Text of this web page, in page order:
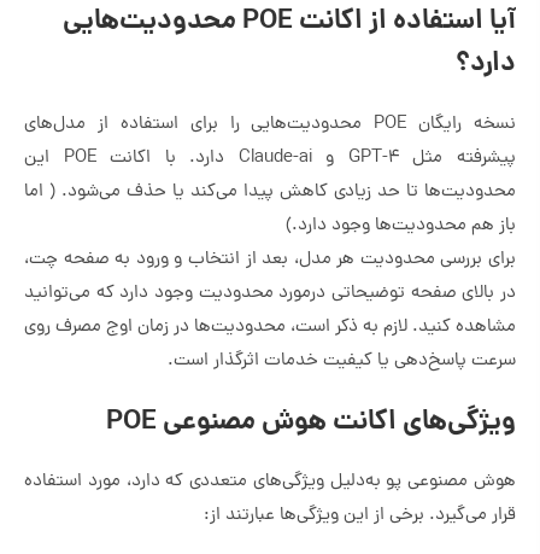
آیا استفاده از اکانت POE محدودیت‌هایی
دارد؟
نسخه رایگان POE محدودیت‌هایی را برای استفاده از مدل‌های
پیشرفته مثل GPT-4 و Claude-ai دارد. با اکانت POE این
محدودیت‌ها تا حد زیادی کاهش پیدا می‌کند یا حذف می‌شود. ( اما
باز هم محدودیت‌ها وجود دارد.)
برای بررسی محدودیت هر مدل، بعد از انتخاب و ورود به صفحه چت،
در بالای صفحه توضیحاتی درمورد محدودیت وجود دارد که می‌توانید
مشاهده کنید. لازم به ذکر است، محدودیت‌ها در زمان اوج مصرف روی
سرعت پاسخ‌دهی یا کیفیت خدمات اثرگذار است.
ویژگی‌های اکانت هوش مصنوعی POE
هوش مصنوعی پو به‌دلیل ویژگی‌های متعددی که دارد، مورد استفاده
قرار می‌گیرد. برخی از این ویژگی‌ها عبارتند از: